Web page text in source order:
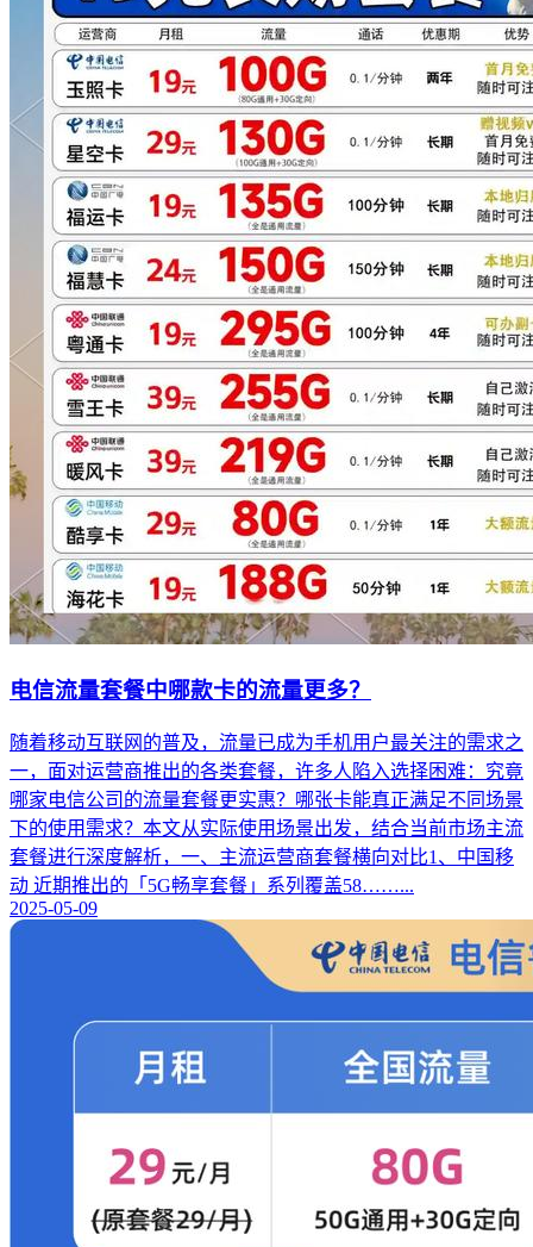
电信流量套餐中哪款卡的流量更多？
随着移动互联网的普及，流量已成为手机用户最关注的需求之
一，面对运营商推出的各类套餐，许多人陷入选择困难：究竟
哪家电信公司的流量套餐更实惠？哪张卡能真正满足不同场景
下的使用需求？本文从实际使用场景出发，结合当前市场主流
套餐进行深度解析，一、主流运营商套餐横向对比1、中国移
动 近期推出的「5G畅享套餐」系列覆盖58……...
2025-05-09